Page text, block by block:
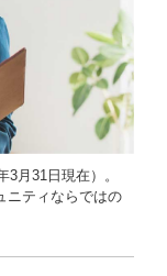
月31日現在）。
ニティならではの